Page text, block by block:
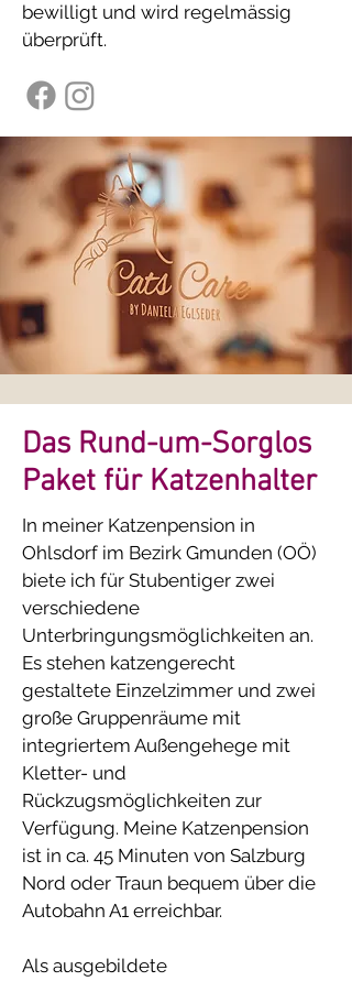
bewilligt und wird regelmässig
überprüft.
Das Rund-um-Sorglos
Paket für Katzenhalter
In meiner Katzenpension in
Ohlsdorf im Bezirk Gmunden (OÖ)
biete ich für Stubentiger zwei
verschiedene
Unterbringungsmöglichkeiten an.
Es stehen katzengerecht
gestaltete Einzelzimmer und zwei
große Gruppenräume mit
integriertem Außengehege mit
Kletter- und
Rückzugsmöglichkeiten zur
Verfügung. Meine Katzenpension
ist in ca. 45 Minuten von Salzburg
Nord oder Traun bequem über die
Autobahn A1 erreichbar.
Als ausgebildete